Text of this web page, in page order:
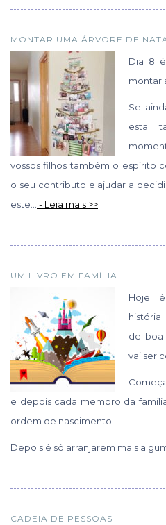
MONTAR UMA ÁRVORE DE
Dia 8
montar
Se
esta
vossos filhos também o espírito
o seu contributo e ajudar a
este... - Leia mais >>
UM LIVRO EM FAMÍLIA
Hoje
história
de boa
vai ser
e depois cada membro da
ordem de nascimento.
Depois é só arranjarem mais
CADEIA DE PESSOAS